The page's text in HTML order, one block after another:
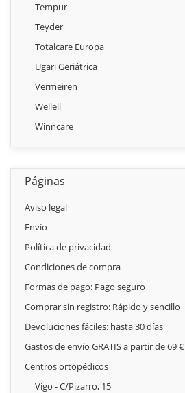
Tempur
Teyder
Totalcare Europa
Ugari Geriátrica
Vermeiren
Wellell
Winncare
Páginas
Aviso legal
Envío
Política de privacidad
Condiciones de compra
Formas de pago: Pago seguro
Comprar sin registro: Rápido y sencillo
Devoluciones fáciles: hasta 30 días
Gastos de envío GRATIS a partir de 69 €
Centros ortopédicos
Vigo - C/Pizarro, 15